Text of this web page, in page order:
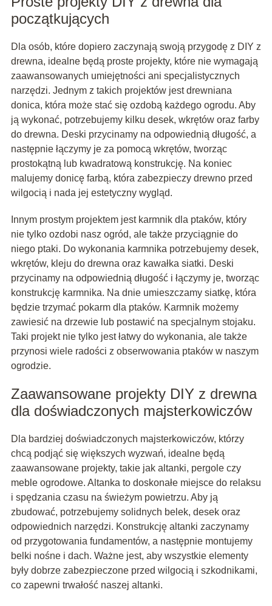
początkujących
Dla osób, które dopiero zaczynają swoją przygodę z DIY z
drewna, idealne będą proste projekty, które nie wymagają
zaawansowanych umiejętności ani specjalistycznych
narzędzi. Jednym z takich projektów jest drewniana
donica, która może stać się ozdobą każdego ogrodu. Aby
ją wykonać, potrzebujemy kilku desek, wkrętów oraz farby
do drewna. Deski przycinamy na odpowiednią długość, a
następnie łączymy je za pomocą wkrętów, tworząc
prostokątną lub kwadratową konstrukcję. Na koniec
malujemy donicę farbą, która zabezpieczy drewno przed
wilgocią i nada jej estetyczny wygląd.
Innym prostym projektem jest karmnik dla ptaków, który
nie tylko ozdobi nasz ogród, ale także przyciągnie do
niego ptaki. Do wykonania karmnika potrzebujemy desek,
wkrętów, kleju do drewna oraz kawałka siatki. Deski
przycinamy na odpowiednią długość i łączymy je, tworząc
konstrukcję karmnika. Na dnie umieszczamy siatkę, która
będzie trzymać pokarm dla ptaków. Karmnik możemy
zawiesić na drzewie lub postawić na specjalnym stojaku.
Taki projekt nie tylko jest łatwy do wykonania, ale także
przynosi wiele radości z obserwowania ptaków w naszym
ogrodzie.
Zaawansowane projekty DIY z drewna
dla doświadczonych majsterkowiczów
Dla bardziej doświadczonych majsterkowiczów, którzy
chcą podjąć się większych wyzwań, idealne będą
zaawansowane projekty, takie jak altanki, pergole czy
meble ogrodowe. Altanka to doskonałe miejsce do relaksu
i spędzania czasu na świeżym powietrzu. Aby ją
zbudować, potrzebujemy solidnych belek, desek oraz
odpowiednich narzędzi. Konstrukcję altanki zaczynamy
od przygotowania fundamentów, a następnie montujemy
belki nośne i dach. Ważne jest, aby wszystkie elementy
były dobrze zabezpieczone przed wilgocią i szkodnikami,
co zapewni trwałość naszej altanki.